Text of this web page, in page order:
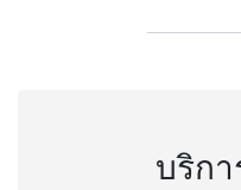
บริก